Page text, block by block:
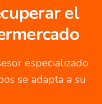
el
especializado
se adapta a su